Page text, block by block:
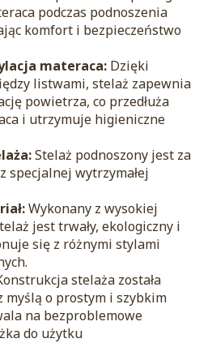
podczas podnoszenia
komfort i bezpieczeństwo
materaca: Dzięki
listwami, stelaż zapewnia
powietrza, co przedłuża
i utrzymuje higieniczne
Stelaż podnoszony jest za
specjalnej wytrzymałej
Wykonany z wysokiej
jest trwały, ekologiczny i
się z różnymi stylami
stelaża została
myślą o prostym i szybkim
na bezproblemowe
do użytku